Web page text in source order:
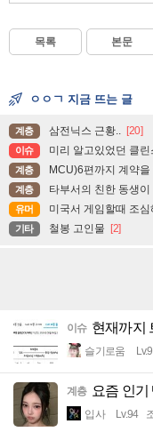
목록 본문
ㅇㅇㄱ 지금 뜨는 글
계층 삼전닉스 근황.. [20]
이슈 미리 알고있었던 클린
계층 MCU)6편까지 계약을
계층 타부서의 친한 동생이
유머 미국서 게임할때 조심
기타 철봉 고인물 [2]
이슈 현재까지
슬기로움
계층 요즘 인기
입사 Lv.94